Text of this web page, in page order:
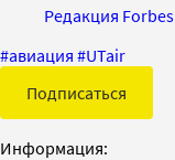
Редакция Forbes
#авиация #UTair
Подписаться
Информация: